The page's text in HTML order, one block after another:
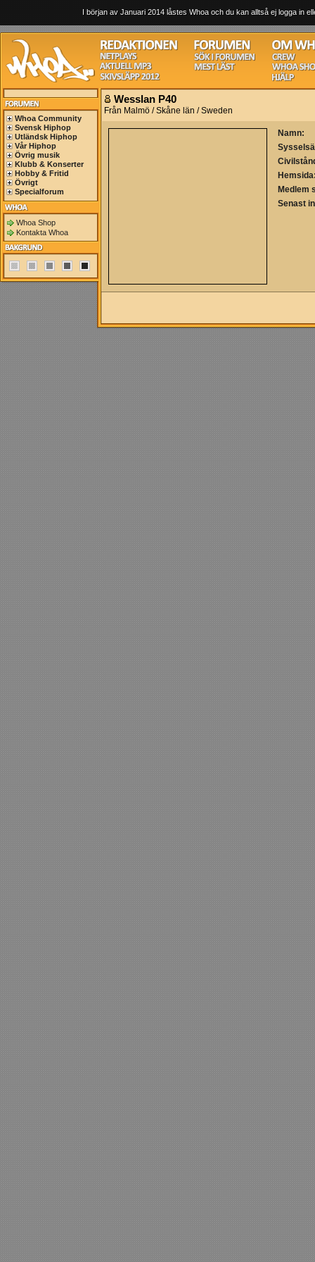
I början av Januari 2014 låstes Whoa och du kan alltså ej logga in
Whoa Community
Svensk Hiphop
Utländsk Hiphop
Vår Hiphop
Övrig musik
Klubb & Konserter
Hobby & Fritid
Övrigt
Specialforum
Whoa Shop
Kontakta Whoa
Wesslan P40
Från Malmö / Skåne län / Sweden
Namn:
Medlem
Senast